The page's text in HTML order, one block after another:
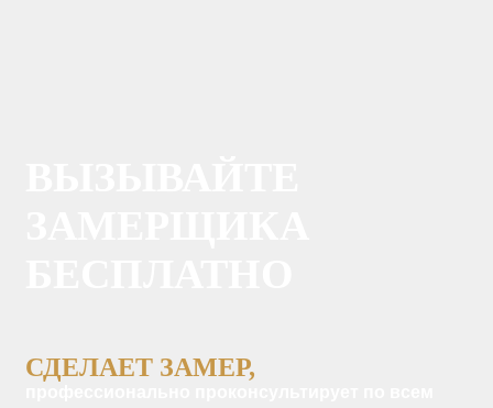
СДЕЛАЕТ ЗАМЕР,